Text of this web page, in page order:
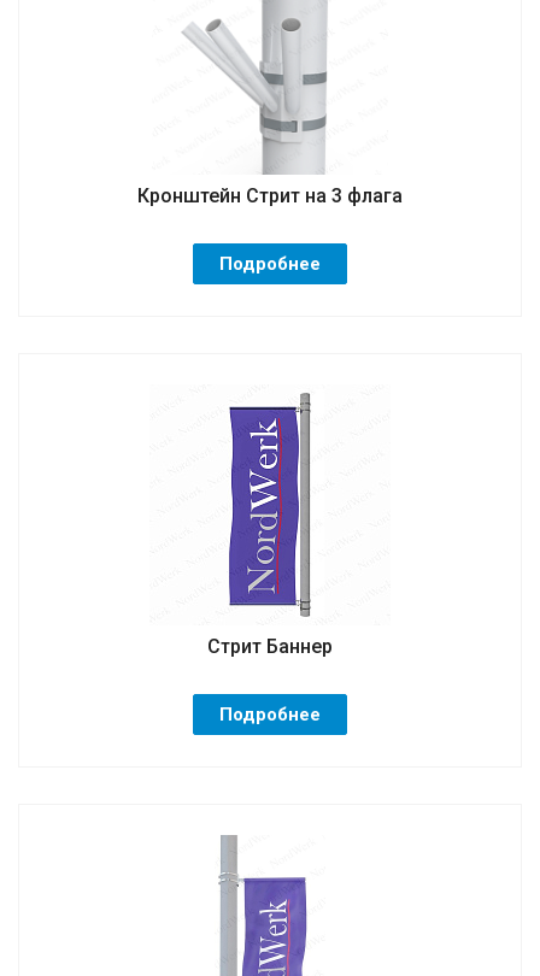
Кронштейн Стрит на 3 флага
Подробнее
Стрит Баннер
Подробнее